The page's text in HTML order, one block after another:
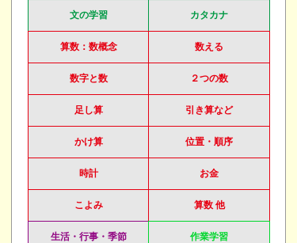
文の学習 カタカナ
算数：数概念 数える
数字と数 ２つの数
足し算 引き算など
かけ算 位置・順序
時計 お金
こよみ 算数 他
生活・行事・季節 作業学習